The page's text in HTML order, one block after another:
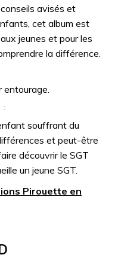
avisés et
cet album est
jeunes et pour les
la différence.
:
souffrant du
et peut-être
découvrir le SGT
un jeune SGT.
Pirouette en